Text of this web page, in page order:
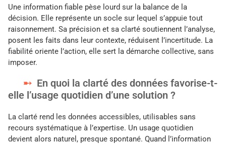
Une information fiable pèse lourd sur la balance de la
décision. Elle représente un socle sur lequel s’appuie tout
raisonnement. Sa précision et sa clarté soutiennent l’analyse,
posent les faits dans leur contexte, réduisent l’incertitude. La
fiabilité oriente l’action, elle sert la démarche collective, sans
imposer.
En quoi la clarté des données favorise-t-
elle l’usage quotidien d’une solution ?
La clarté rend les données accessibles, utilisables sans
recours systématique à l’expertise. Un usage quotidien
devient alors naturel, presque spontané. Quand l’information